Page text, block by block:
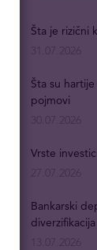
Šta je rizični
31.07.2026
Šta su
pojmovi
30.07.2026
Vrste
27.07.2026
Bankarski
13.07.2026